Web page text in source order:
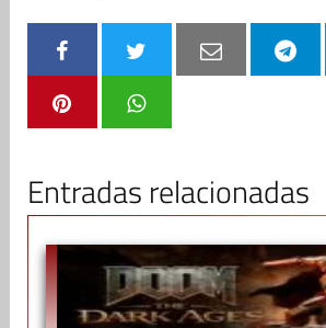
Entradas relacionadas